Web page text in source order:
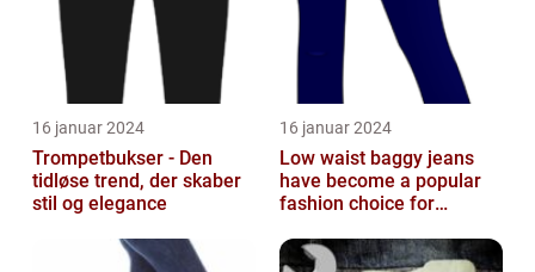
16 januar 2024
Trompetbukser - Den
tidløse trend, der skaber
stil og elegance
16 januar 2024
Low waist baggy jeans
have become a popular
fashion choice for
comfort without...